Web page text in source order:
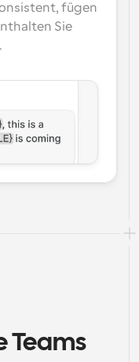
fügen
Sie
Teams